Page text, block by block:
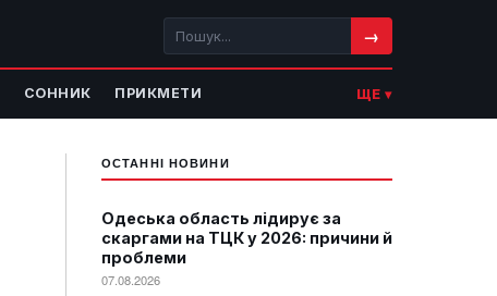
→
СОННИК ПРИКМЕТИ ЩЕ ▾
ОСТАННІ НОВИНИ
Одеська область лідирує за
скаргами на ТЦК у 2026: причини й
проблеми
07.08.2026